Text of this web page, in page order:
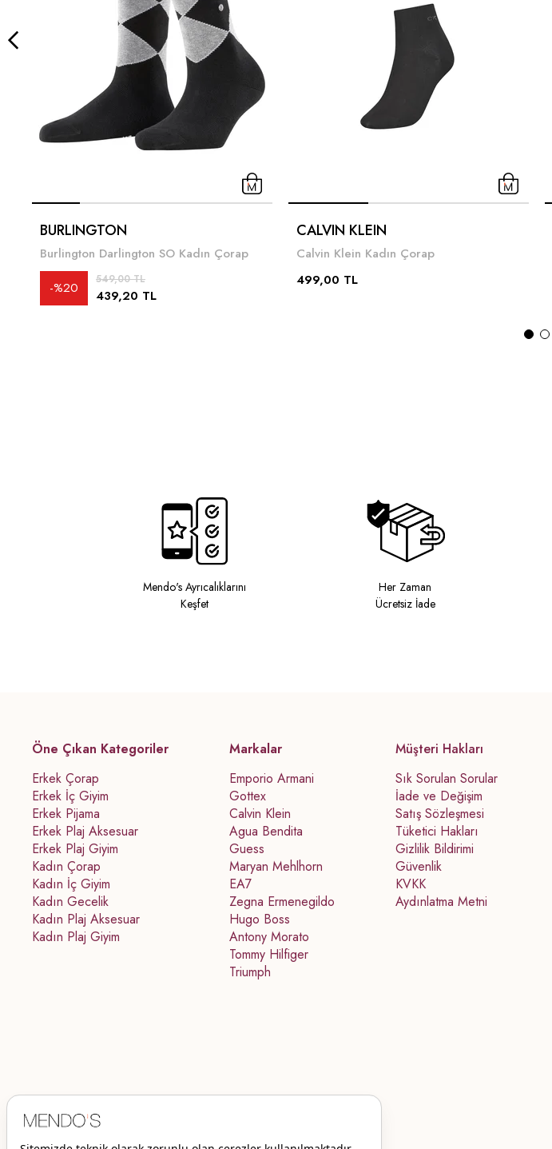
BURLINGTON
Burlington Darlington SO Kadın Çorap
439,20 TL
549,00 TL
%20
CALVIN KLEIN
Calvin Klein Kadın Çorap
499,00 TL
Mendo's Ayrıcalıklarını
Keşfet
Her Zaman
Ücretsiz İade
Öne Çıkan Kategoriler
Erkek Çorap
Erkek İç Giyim
Erkek Pijama
Erkek Plaj Aksesuar
Erkek Plaj Giyim
Kadın Çorap
Kadın İç Giyim
Kadın Gecelik
Kadın Plaj Aksesuar
Kadın Plaj Giyim
Markalar
Emporio Armani
Gottex
Calvin Klein
Agua Bendita
Guess
Maryan Mehlhorn
EA7
Zegna Ermenegildo
Hugo Boss
Antony Morato
Tommy Hilfiger
Triumph
Müşteri Hakları
Sık Sorulan Sorular
İade ve Değişim
Satış Sözleşmesi
Tüketici Hakları
Gizlilik Bildirimi
Güvenlik
KVKK
Aydınlatma Metni